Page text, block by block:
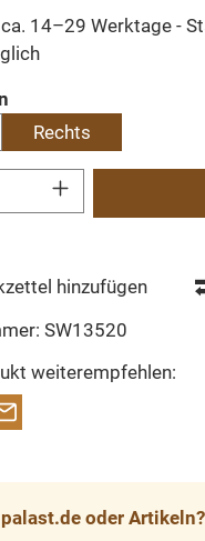
14–29 Werktage -
auswählen
Rechts
den gewünschten Wert ein
hinzufügen
SW13520
weiterempfehlen:
oder